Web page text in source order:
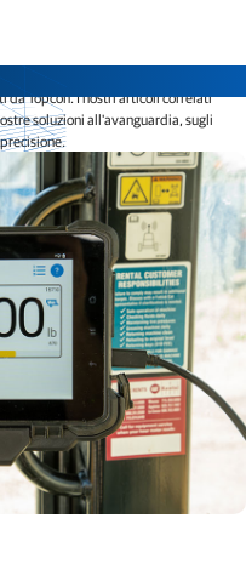
Topcon. I nostri articoli correlati
soluzioni all'avanguardia, sugli